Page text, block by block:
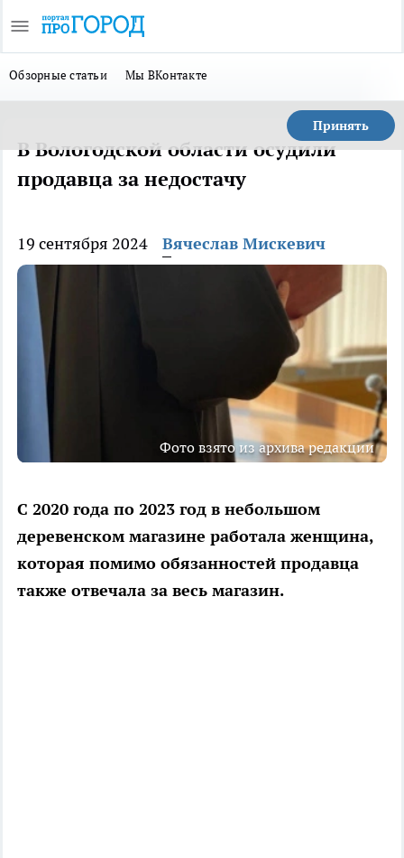
Обзорные статьи Мы ВКонтакте
Принять
В Вологодской области осудили
продавца за недостачу
19 сентября 2024 Вячеслав Мискевич
Фото взято из архива редакции
С 2020 года по 2023 год в небольшом
деревенском магазине работала женщина,
которая помимо обязанностей продавца
также отвечала за весь магазин.